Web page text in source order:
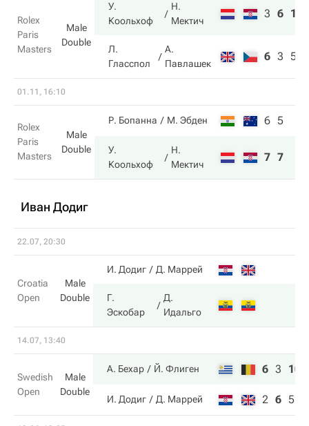
Rolex
Paris
Masters
Male
Double
У.
Коольхоф
Н.
Мектич
3 6 10
Л.
Гласспол
А.
Павлашек
6 3 5
01.11, 16:10
Rolex
Paris
Masters
Male
Double
Р. Бопанна М. Эбден 6 5
У.
Коольхоф
Н.
Мектич
7 7
Иван Додиг
22.07, 20:30
Croatia
Open
Male
Double
И. Додиг Д. Маррей
Г.
Эскобар
Д.
Идальго
14.07, 13:40
Swedish
Open
Male
Double
А. Бехар Й. Флиген 6 3 10
И. Додиг Д. Маррей 2 6 5